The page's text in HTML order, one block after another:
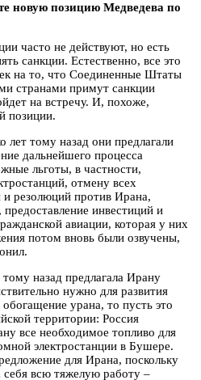
новую позицию Медведева по
часто не действуют, но есть
санкции. Естественно, все это
на то, что Соединенные Штаты
странами примут санкции
на встречу. И, похоже,
позиции.
тому назад они предлагали
дальнейшего процесса
льготы, в частности,
отмену всех
резолюций против Ирана,
инвестиций и
авиации, которая у них
потом вновь были озвучены,
тому назад предлагала Ирану
нужно для развития
урана, то пусть это
территории: Россия
все необходимое топливо для
электростанции в Бушере.
для Ирана, поскольку
себя всю тяжелую работу –